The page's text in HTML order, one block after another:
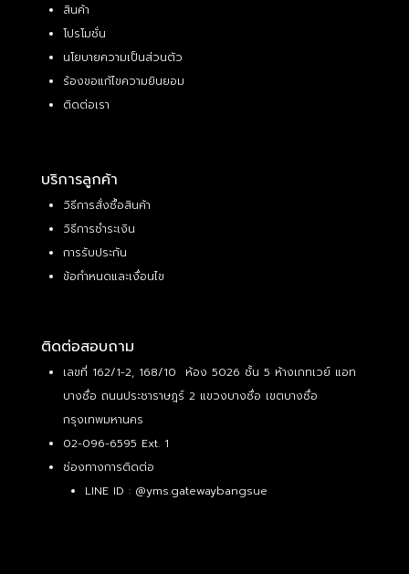
สินค้า
โปรโมชั่น
นโยบายความเป็นส่วนตัว
ร้องขอแก้ไขความยินยอม
ติดต่อเรา
บริการลูกค้า
วิธีการสั่งซื้อสินค้า
วิธีการชำระเงิน
การรับประกัน
ข้อกำหนดและเงื่อนไข
ติดต่อสอบถาม
เลขที่ 162/1-2, 168/10 ห้อง 5026 ชั้น 5 ห้างเกทเวย์ แอท
บางซื่อ ถนนประชาราษฎร์ 2 แขวงบางซื่อ เขตบางซื่อ
กรุงเทพมหานคร
02-096-6595 Ext. 1
ช่องทางการติดต่อ
LINE ID : @yms.gatewaybangsue